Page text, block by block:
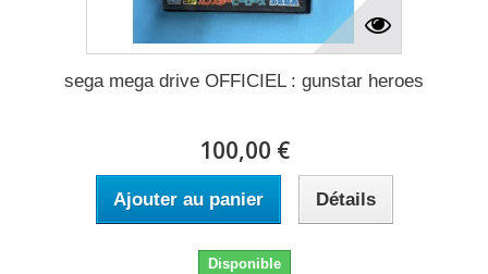
sega mega drive OFFICIEL : gunstar heroes
100,00 €
Ajouter au panier Détails
Disponible